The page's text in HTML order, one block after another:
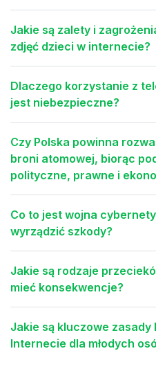
Jakie są zalety i
zdjęć dzieci w internecie?
Dlaczego korzystanie z
jest niebezpieczne?
Czy Polska powinna
broni atomowej, biorąc
polityczne, prawne i
Co to jest wojna
wyrządzić szkody?
Jakie są rodzaje
mieć konsekwencje?
Jakie są kluczowe
Internecie dla młodych